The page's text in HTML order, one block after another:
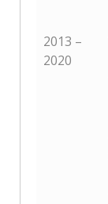
2013 –
2020